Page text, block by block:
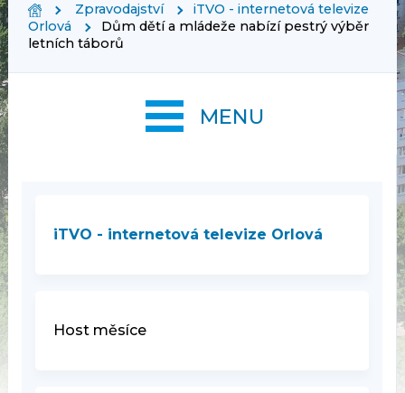
Zpravodajství
iTVO - internetová televize
Orlová
Dům dětí a mládeže nabízí pestrý výběr
letních táborů
iTVO - internetová televize Orlová
Host měsíce
MENU